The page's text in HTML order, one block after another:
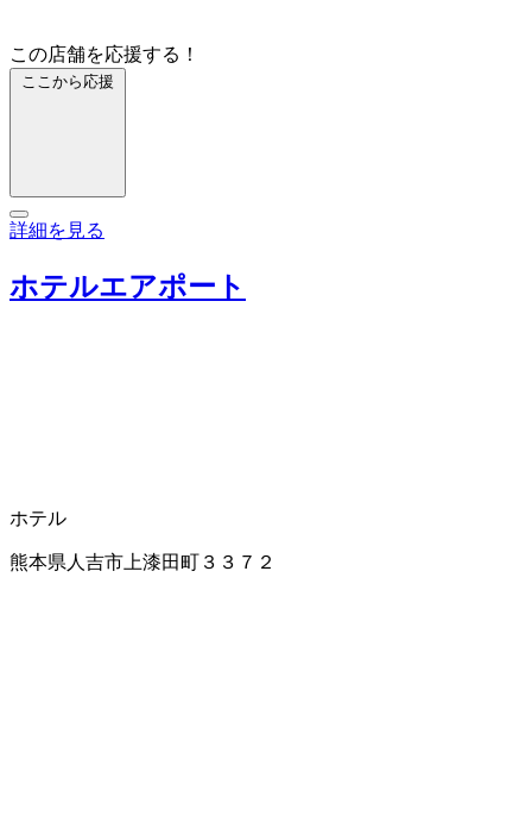
この店舗を応援する！
ここから応援
詳細を見る
ホテルエアポート
ホテル
熊本県人吉市上漆田町３３７２